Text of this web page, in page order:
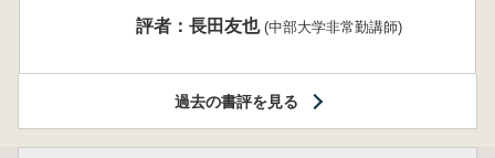
評者：長田友也 (中部大学非常勤講師)
過去の書評を見る